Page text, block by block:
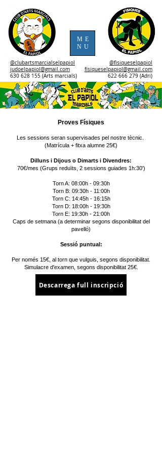
@clubartsmarcialselpapiol
judoelpapiol@gmail.com
630 628 155 (Arts marcials)
@fisiqueselpapiol
fisiqueselpapiol@gmail.com
622 666 279 (Adri)
ME
NU
Proves Físiques
Les sessions seran supervisades pel nostre tècnic.
(Matrícula + fitxa alumne 25€)
Dilluns i Dijous o Dimarts i Divendres:
70€/mes (Grups reduïts, 2 sessions guiades 1h:30')
Torn A: 08:00h - 09:30h
Torn B: 09:30h - 11:00h
Torn C: 14:45h - 16:15h
Torn D: 18:00h - 19:30h
Torn E: 19:30h - 21:00h
Caps de setmana (a determinar segons disponibilitat del
pavelló)
Sessió puntual:
Per només 15€, al torn que vulguis, segons disponibilitat.
Simulacre d'examen, segons disponibilitat 25€.
Descarrega full inscripció